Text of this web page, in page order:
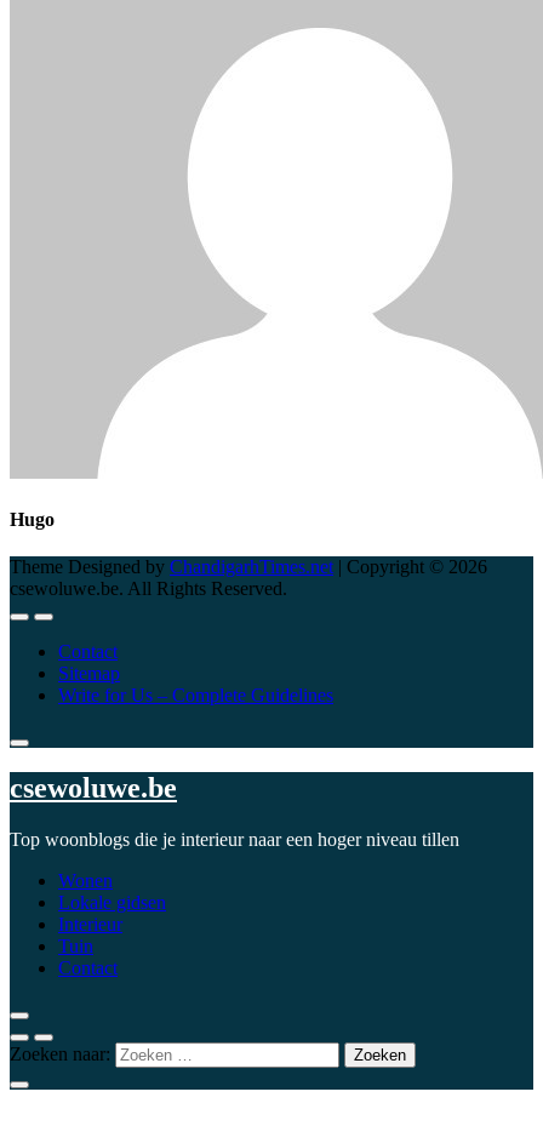
Hugo
Theme Designed by ChandigarhTimes.net | Copyright © 2026
csewoluwe.be. All Rights Reserved.
Contact
Sitemap
Write for Us – Complete Guidelines
csewoluwe.be
Top woonblogs die je interieur naar een hoger niveau tillen
Wonen
Lokale gidsen
Interieur
Tuin
Contact
Zoeken naar: